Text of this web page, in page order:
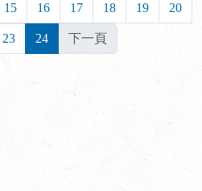
15 16 17 18 19 20
23 24 下一頁